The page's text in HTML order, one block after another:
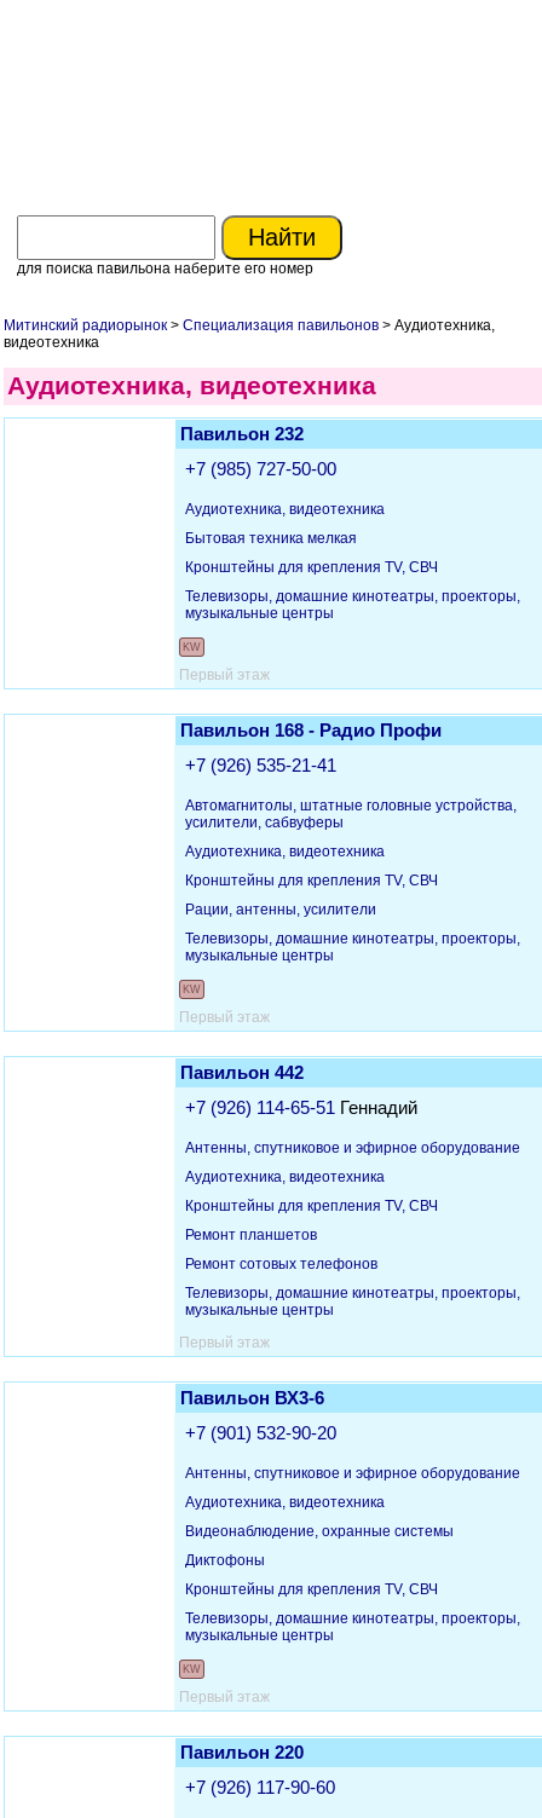
для поиска павильона наберите его номер
Митинский радиорынок > Специализация павильонов > Аудиотехника,
видеотехника
Аудиотехника, видеотехника
Павильон 232
+7 (985) 727-50-00
Аудиотехника, видеотехника
Бытовая техника мелкая
Кронштейны для крепления TV, СВЧ
Телевизоры, домашние кинотеатры, проекторы,
музыкальные центры
KW
Первый этаж
Павильон 168 - Радио Профи
+7 (926) 535-21-41
Автомагнитолы, штатные головные устройства,
усилители, сабвуферы
Аудиотехника, видеотехника
Кронштейны для крепления TV, СВЧ
Рации, антенны, усилители
Телевизоры, домашние кинотеатры, проекторы,
музыкальные центры
KW
Первый этаж
Павильон 442
+7 (926) 114-65-51 Геннадий
Антенны, спутниковое и эфирное оборудование
Аудиотехника, видеотехника
Кронштейны для крепления TV, СВЧ
Ремонт планшетов
Ремонт сотовых телефонов
Телевизоры, домашние кинотеатры, проекторы,
музыкальные центры
Первый этаж
Павильон ВХ3-6
+7 (901) 532-90-20
Антенны, спутниковое и эфирное оборудование
Аудиотехника, видеотехника
Видеонаблюдение, охранные системы
Диктофоны
Кронштейны для крепления TV, СВЧ
Телевизоры, домашние кинотеатры, проекторы,
музыкальные центры
KW
Первый этаж
Павильон 220
+7 (926) 117-90-60